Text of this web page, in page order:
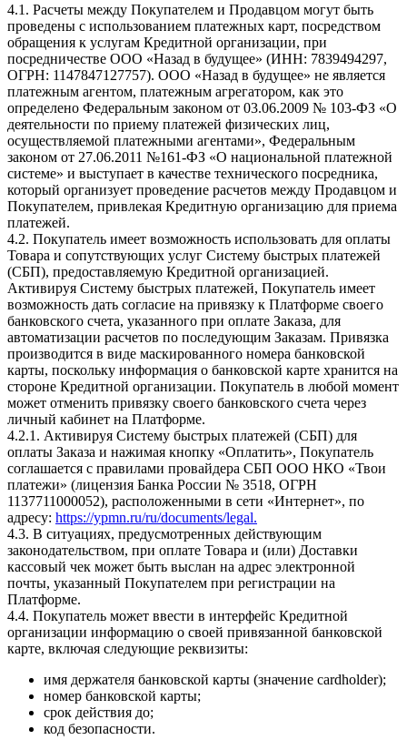
4.1. Расчеты между Покупателем и Продавцом могут быть
проведены с использованием платежных карт, посредством
обращения к услугам Кредитной организации, при
посредничестве ООО «Назад в будущее» (ИНН: 7839494297,
ОГРН: 1147847127757). ООО «Назад в будущее» не является
платежным агентом, платежным агрегатором, как это
определено Федеральным законом от 03.06.2009 № 103-ФЗ «О
деятельности по приему платежей физических лиц,
осуществляемой платежными агентами», Федеральным
законом от 27.06.2011 №161-ФЗ «О национальной платежной
системе» и выступает в качестве технического посредника,
который организует проведение расчетов между Продавцом и
Покупателем, привлекая Кредитную организацию для приема
платежей.
4.2. Покупатель имеет возможность использовать для оплаты
Товара и сопутствующих услуг Систему быстрых платежей
(СБП), предоставляемую Кредитной организацией.
Активируя Систему быстрых платежей, Покупатель имеет
возможность дать согласие на привязку к Платформе своего
банковского счета, указанного при оплате Заказа, для
автоматизации расчетов по последующим Заказам. Привязка
производится в виде маскированного номера банковской
карты, поскольку информация о банковской карте хранится на
стороне Кредитной организации. Покупатель в любой момент
может отменить привязку своего банковского счета через
личный кабинет на Платформе.
4.2.1. Активируя Систему быстрых платежей (СБП) для
оплаты Заказа и нажимая кнопку «Оплатить», Покупатель
соглашается с правилами провайдера СБП ООО НКО «Твои
платежи» (лицензия Банка России № 3518, ОГРН
1137711000052), расположенными в сети «Интернет», по
адресу: https://ypmn.ru/ru/documents/legal.
4.3. В ситуациях, предусмотренных действующим
законодательством, при оплате Товара и (или) Доставки
кассовый чек может быть выслан на адрес электронной
почты, указанный Покупателем при регистрации на
Платформе.
4.4. Покупатель может ввести в интерфейс Кредитной
организации информацию о своей привязанной банковской
карте, включая следующие реквизиты:
имя держателя банковской карты (значение cardholder);
номер банковской карты;
срок действия до;
код безопасности.